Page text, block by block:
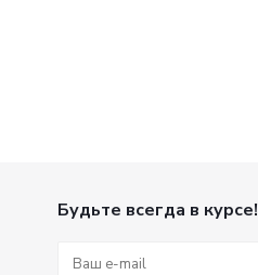
Будьте всегда в курсе!